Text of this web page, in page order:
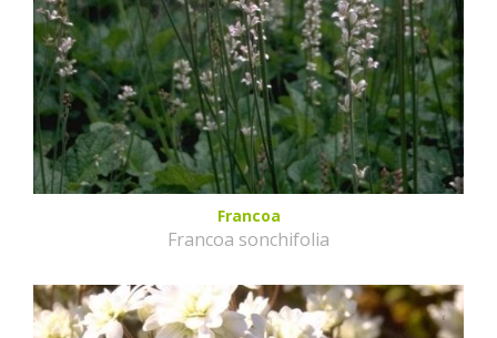
Francoa
Francoa sonchifolia